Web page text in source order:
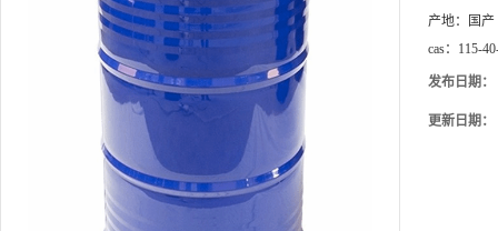
产地：
国产
cas： 115-
发布日期：
更新日期：